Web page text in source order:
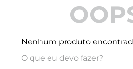
Nenhum produto
O que eu devo fazer?